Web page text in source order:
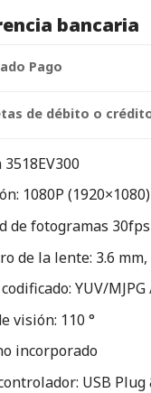
bancaria
Pago
de débito o
1080P (1920×1080)
de fotogramas 30fps
de la lente: 3.6
YUV/MJPG
visión: 110 °
incorporado
USB Plug